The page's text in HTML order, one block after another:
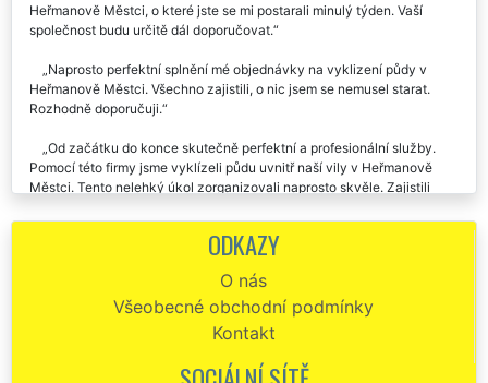
Heřmanově Městci, o které jste se mi postarali minulý týden. Vaší
společnost budu určitě dál doporučovat.
Naprosto perfektní splnění mé objednávky na vyklizení půdy v
Heřmanově Městci. Všechno zajistili, o nic jsem se nemusel starat.
Rozhodně doporučuji.
Od začátku do konce skutečně perfektní a profesionální služby.
Pomocí této firmy jsme vyklízeli půdu uvnitř naší vily v Heřmanově
Městci. Tento nelehký úkol zorganizovali naprosto skvěle. Zajistili
mých představ. Dokonce mi zajistili kompletní úklid celé půdy. Tento
servis služeb skutečně doporučuji.
Vyklízení půdy v Heřmanově Městci proběhlo velmi kvalitně a
šetrně. Výborná cena, dokonalý servis.
Od kolegy z práce jsem dostal kontakt na tuto společnost. Musím
uznat, že se mi skutečně perfektně postarala o vyklizení půdy v
ODKAZY
O nás
Všeobecné obchodní podmínky
Kontakt